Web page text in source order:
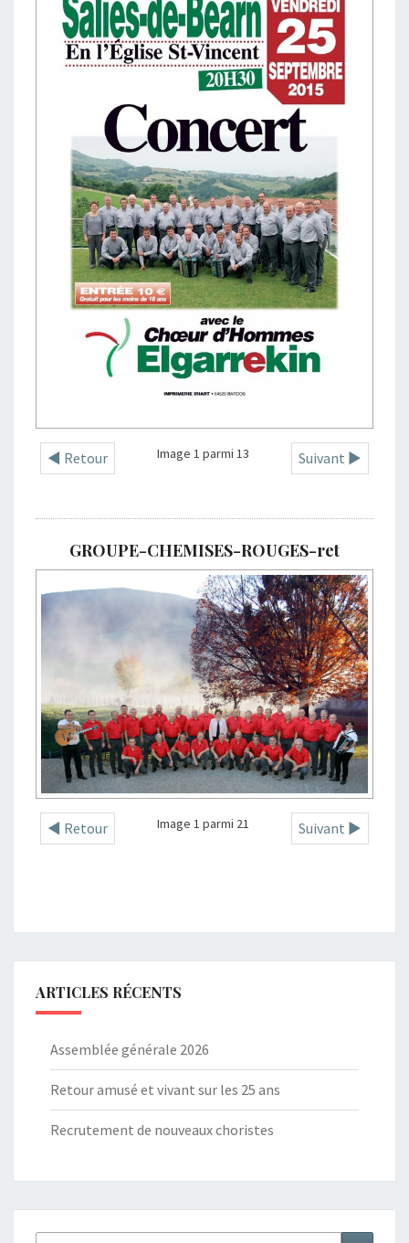
◄ Retour Suivant ►
Image 1 parmi 13
GROUPE-CHEMISES-ROUGES-ret
◄ Retour Suivant ►
Image 1 parmi 21
ARTICLES RÉCENTS
Assemblée générale 2026
Retour amusé et vivant sur les 25 ans
Recrutement de nouveaux choristes